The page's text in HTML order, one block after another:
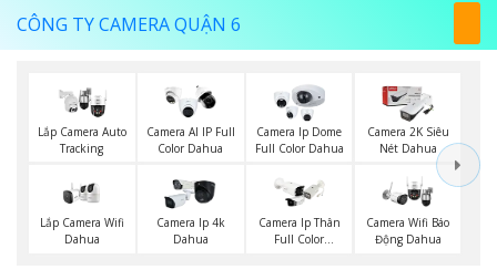
CÔNG TY CAMERA QUẬN 6
Lắp Camera Auto
Tracking
Camera AI IP Full
Color Dahua
Camera Ip Dome
Full Color Dahua
Camera 2K Siêu
Nét Dahua
Lắp Camera Wifi
Dahua
Camera Ip 4k
Dahua
Camera Ip Thân
Full Color
Camera Wifi Báo
Động Dahua